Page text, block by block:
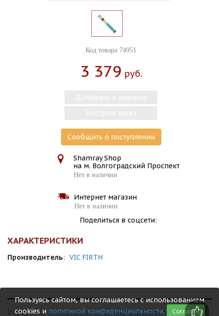
Код товара 74951
3 379 Руб.
Сообщить о поступлении
Shamray Shop
на м. Волгоградский Проспект
Нет в наличии
Интернет магазин
Нет в наличии
Поделиться в соцсети:
ХАРАКТЕРИСТИКИ
Производитель: VIC FIRTH
© 1999 - 2026 Shamray Guitars /Политика обработки персональных
Пользуясь сайтом, вы соглашаетесь с использованием
cookies и политикой конфиденциальности. Согласен